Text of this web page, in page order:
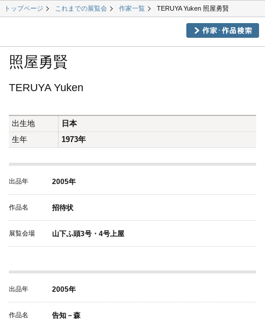
トップページ これまでの展覧会 作家一覧 TERUYA Yuken 照屋勇賢
照屋勇賢
TERUYA Yuken
出生地
日本
生年
1973年
出品年 2005年
作品名 招待状
展覧会場 山下ふ頭3号・4号上屋
出品年 2005年
作品名 告知－森